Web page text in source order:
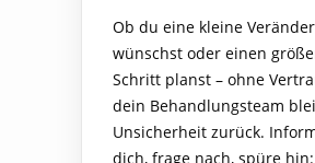
Ob du eine kleine
wünschst oder einen
Schritt planst – ohne
dein Behandlungsteam
Unsicherheit zurück.
dich, frage nach, spüre